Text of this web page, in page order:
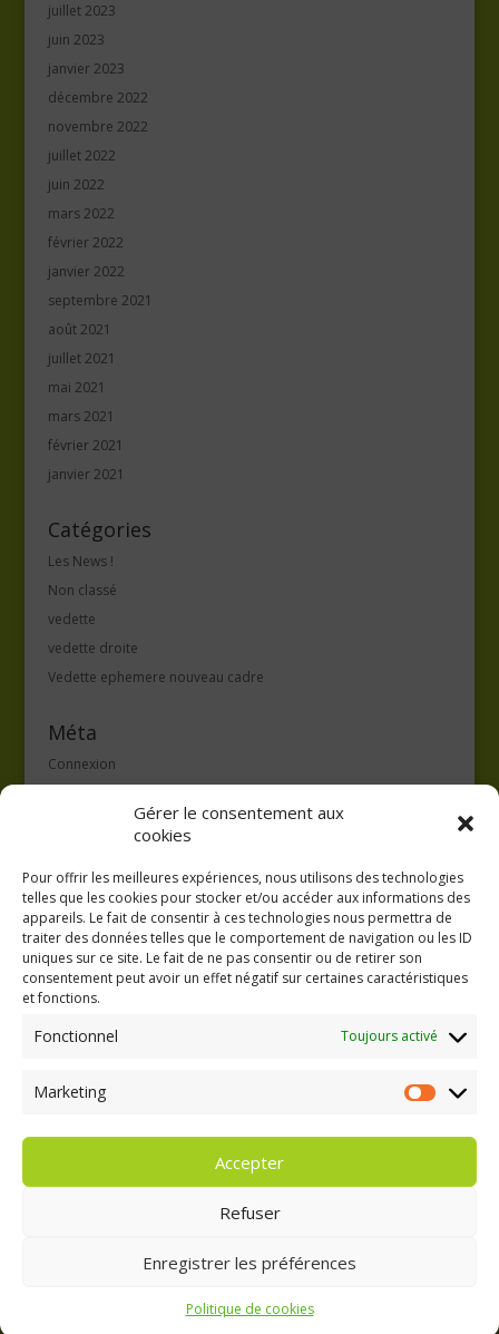
Gérer le consentement aux
cookies
Pour offrir les meilleures expériences, nous utilisons des technologies
telles que les cookies pour stocker et/ou accéder aux informations des
appareils. Le fait de consentir à ces technologies nous permettra de
traiter des données telles que le comportement de navigation ou les ID
uniques sur ce site. Le fait de ne pas consentir ou de retirer son
consentement peut avoir un effet négatif sur certaines caractéristiques
et fonctions.
Fonctionnel Toujours activé
Marketing Marketing
Accepter
Refuser
Enregistrer les préférences
Politique de cookies
juillet 2023
juin 2023
janvier 2023
décembre 2022
novembre 2022
juillet 2022
juin 2022
mars 2022
février 2022
janvier 2022
septembre 2021
août 2021
juillet 2021
mai 2021
mars 2021
février 2021
janvier 2021
Catégories
Les News !
Non classé
vedette
vedette droite
Vedette ephemere nouveau cadre
Méta
Connexion
Flux des commentaires
GAEC A la volée
Kergreach - Loperhet
06 65 62 84 25